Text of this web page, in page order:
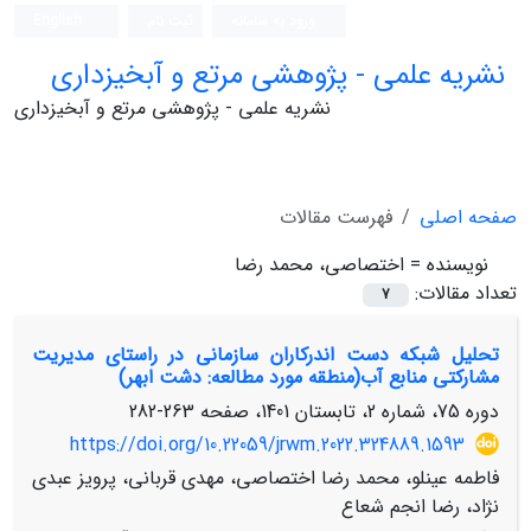
نشریه علمی - پژوهشی مرتع و آبخیزداری
نشریه علمی - پژوهشی مرتع و آبخیزداری
صفحه اصلی
فهرست مقالات
نویسنده = اختصاصی، محمد رضا
تعداد مقالات:
7
تحلیل شبکه دست اندرکاران سازمانی در راستای مدیریت
مشارکتی منابع آب(منطقه مورد مطالعه: دشت ابهر)
دوره 75، شماره 2، تابستان 1401، صفحه
263-282
https://doi.org/10.22059/jrwm.2022.324889.1593
فاطمه عینلو، محمد رضا اختصاصی، مهدی قربانی، پرویز عبدی
نژاد، رضا انجم شعاع